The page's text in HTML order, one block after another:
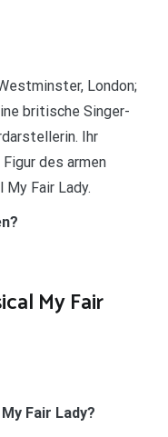
London;
britische Singer-
Ihr
des armen
My Fair Lady.
My Fair
Fair Lady?